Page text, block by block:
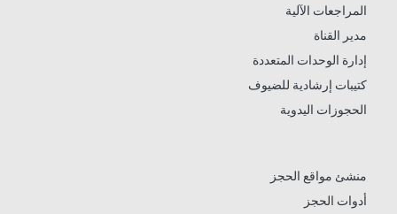
المراجعات الآلية
مدير القناة
إدارة الوحدات المتعددة
كتيبات إرشادية للضيوف
الحجوزات اليدوية
منشئ مواقع الحجز
أدوات الحجز